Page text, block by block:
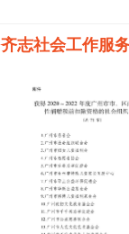
齐志社会工作服